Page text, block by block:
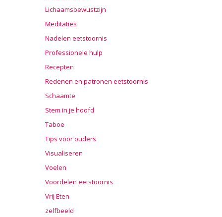
Lichaamsbewustzijn
Meditaties
Nadelen eetstoornis
Professionele hulp
Recepten
Redenen en patronen eetstoornis
Schaamte
Stem in je hoofd
Taboe
Tips voor ouders
Visualiseren
Voelen
Voordelen eetstoornis
Vrij Eten
zelfbeeld